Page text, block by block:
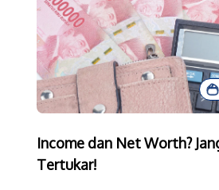
Income dan Net Worth?
Tertukar!